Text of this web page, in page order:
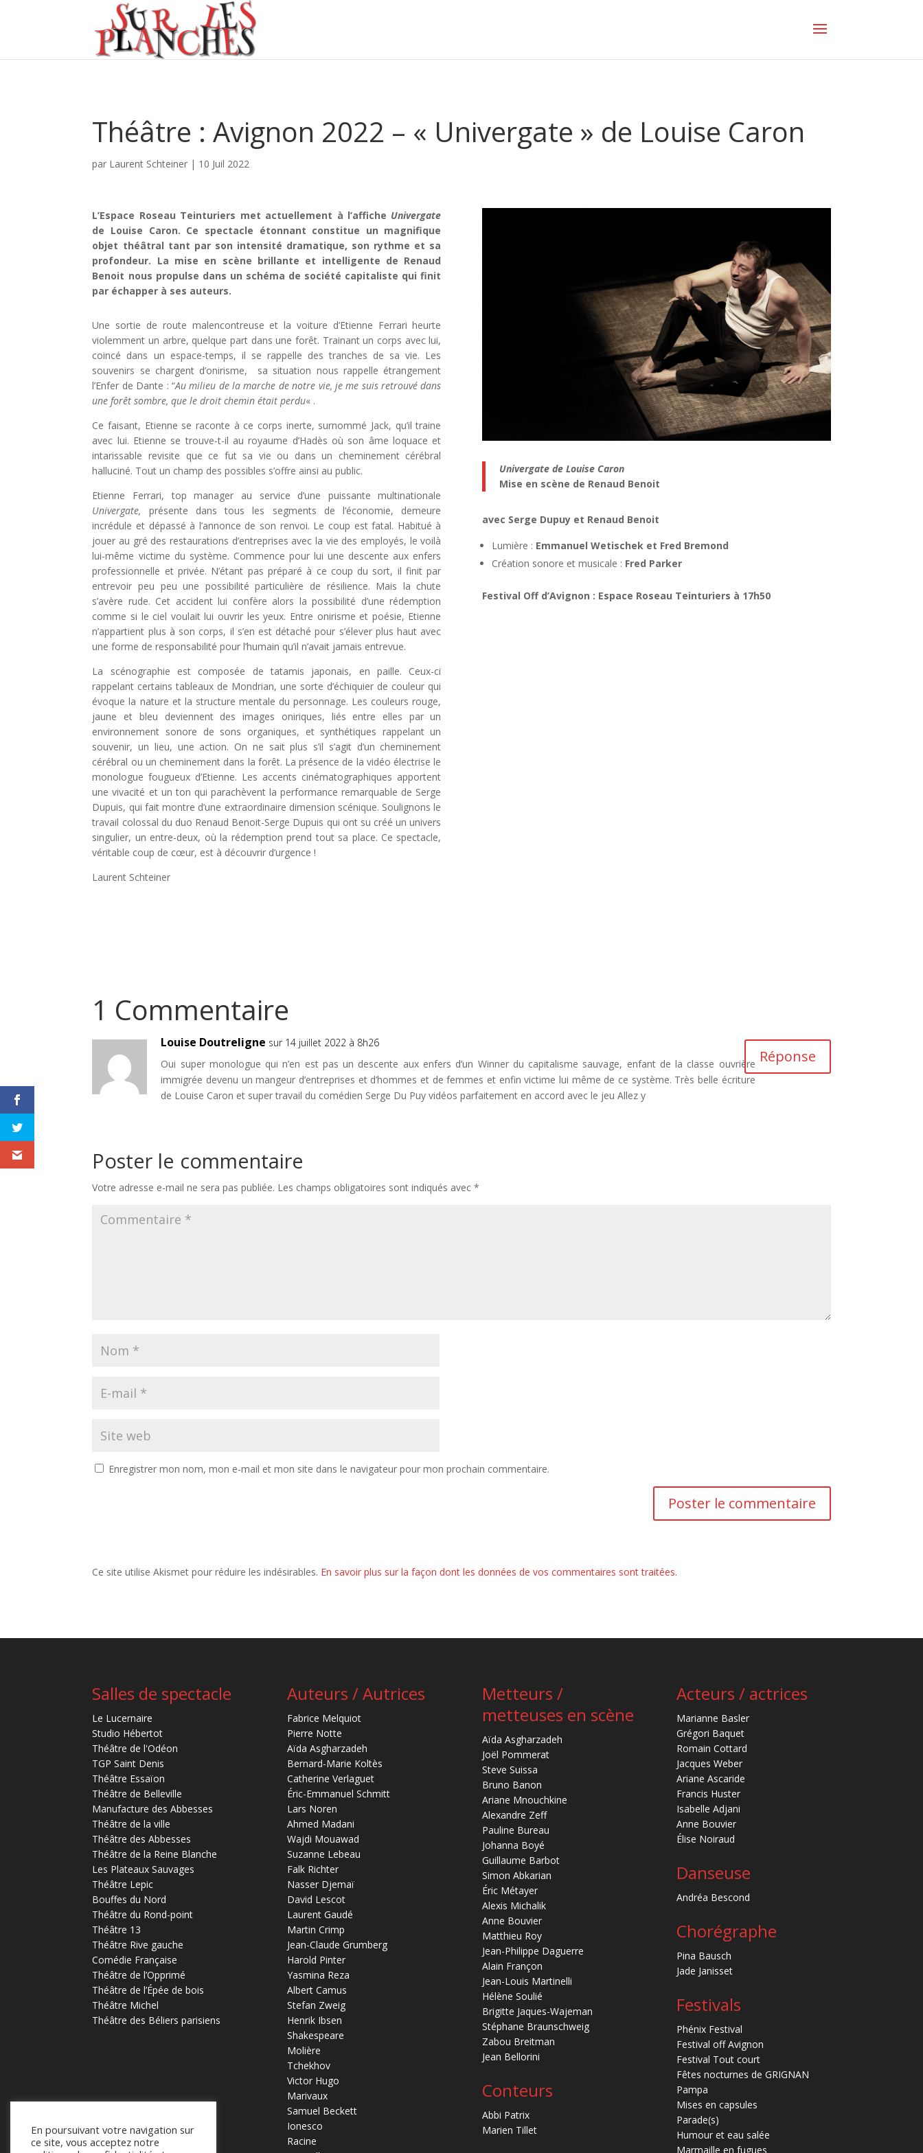
Théâtre : Avignon 2022 – « Univergate » de Louise Caron
par Laurent Schteiner | 10 Juil 2022
L’Espace Roseau Teinturiers met actuellement à l’affiche Univergate
de Louise Caron. Ce spectacle étonnant constitue un magnifique
objet théâtral tant par son intensité dramatique, son rythme et sa
profondeur. La mise en scène brillante et intelligente de Renaud
Benoit nous propulse dans un schéma de société capitaliste qui finit
par échapper à ses auteurs.
Une sortie de route malencontreuse et la voiture d’Etienne Ferrari heurte
violemment un arbre, quelque part dans une forêt. Trainant un corps avec lui,
coincé dans un espace-temps, il se rappelle des tranches de sa vie. Les
souvenirs se chargent d’onirisme, sa situation nous rappelle étrangement
l’Enfer de Dante : “Au milieu de la marche de notre vie, je me suis retrouvé dans
une forêt sombre, que le droit chemin était perdu« .
Ce faisant, Etienne se raconte à ce corps inerte, surnommé Jack, qu’il traine
avec lui. Etienne se trouve-t-il au royaume d’Hadès où son âme loquace et
intarissable revisite que ce fut sa vie ou dans un cheminement cérébral
halluciné. Tout un champ des possibles s’offre ainsi au public.
Etienne Ferrari, top manager au service d’une puissante multinationale
Univergate, présente dans tous les segments de l’économie, demeure
incrédule et dépassé à l’annonce de son renvoi. Le coup est fatal. Habitué à
jouer au gré des restaurations d’entreprises avec la vie des employés, le voilà
lui-même victime du système. Commence pour lui une descente aux enfers
professionnelle et privée. N’étant pas préparé à ce coup du sort, il finit par
entrevoir peu peu une possibilité particulière de résilience. Mais la chute
s’avère rude. Cet accident lui confère alors la possibilité d’une rédemption
comme si le ciel voulait lui ouvrir les yeux. Entre onirisme et poésie, Etienne
n’appartient plus à son corps, il s’en est détaché pour s’élever plus haut avec
une forme de responsabilité pour l’humain qu’il n’avait jamais entrevue.
La scénographie est composée de tatamis japonais, en paille. Ceux-ci
rappelant certains tableaux de Mondrian, une sorte d’échiquier de couleur qui
évoque la nature et la structure mentale du personnage. Les couleurs rouge,
jaune et bleu deviennent des images oniriques, liés entre elles par un
environnement sonore de sons organiques, et synthétiques rappelant un
souvenir, un lieu, une action. On ne sait plus s’il s’agit d’un cheminement
cérébral ou un cheminement dans la forêt. La présence de la vidéo électrise le
monologue fougueux d’Etienne. Les accents cinématographiques apportent
une vivacité et un ton qui parachèvent la performance remarquable de Serge
Dupuis, qui fait montre d’une extraordinaire dimension scénique. Soulignons le
travail colossal du duo Renaud Benoit-Serge Dupuis qui ont su créé un univers
singulier, un entre-deux, où la rédemption prend tout sa place. Ce spectacle,
véritable coup de cœur, est à découvrir d’urgence !
Laurent Schteiner
Univergate de Louise Caron
Mise en scène de Renaud Benoit
avec Serge Dupuy et Renaud Benoit
Lumière : Emmanuel Wetischek et Fred Bremond
Création sonore et musicale : Fred Parker
Festival Off d’Avignon : Espace Roseau Teinturiers à 17h50
1 Commentaire
Louise Doutreligne sur 14 juillet 2022 à 8h26
Oui super monologue qui n’en est pas un descente aux enfers d’un Winner du capitalisme sauvage, enfant de la classe ouvrière
immigrée devenu un mangeur d’entreprises et d’hommes et de femmes et enfin victime lui même de ce système. Très belle écriture
de Louise Caron et super travail du comédien Serge Du Puy vidéos parfaitement en accord avec le jeu Allez y
Réponse
Poster le commentaire
Votre adresse e-mail ne sera pas publiée. Les champs obligatoires sont indiqués avec*
Enregistrer mon nom, mon e-mail et mon site dans le navigateur pour mon prochain commentaire.
Ce site utilise Akismet pour réduire les indésirables. En savoir plus sur la façon dont les données de vos commentaires sont traitées.
Salles de spectacle
Le Lucernaire
Studio Hébertot
Théâtre de l'Odéon
TGP Saint Denis
Théâtre Essaïon
Théâtre de Belleville
Manufacture des Abbesses
Théâtre de la ville
Théâtre des Abbesses
Théâtre de la Reine Blanche
Les Plateaux Sauvages
Théâtre Lepic
Bouffes du Nord
Théâtre du Rond-point
Théâtre 13
Théâtre Rive gauche
Comédie Française
Théâtre de l’Opprimé
Théâtre de l’Épée de bois
Théâtre Michel
Théâtre des Béliers parisiens
Auteurs / Autrices
Fabrice Melquiot
Pierre Notte
Aïda Asgharzadeh
Bernard-Marie Koltès
Catherine Verlaguet
Éric-Emmanuel Schmitt
Lars Noren
Ahmed Madani
Wajdi Mouawad
Suzanne Lebeau
Falk Richter
Nasser Djemaï
David Lescot
Laurent Gaudé
Martin Crimp
Jean-Claude Grumberg
Harold Pinter
Yasmina Reza
Albert Camus
Stefan Zweig
Henrik Ibsen
Shakespeare
Molière
Tchekhov
Victor Hugo
Marivaux
Samuel Beckett
Ionesco
Racine
Metteurs /
metteuses en scène
Aïda Asgharzadeh
Joël Pommerat
Steve Suissa
Bruno Banon
Ariane Mnouchkine
Alexandre Zeff
Pauline Bureau
Johanna Boyé
Guillaume Barbot
Simon Abkarian
Éric Métayer
Alexis Michalik
Anne Bouvier
Matthieu Roy
Jean-Philippe Daguerre
Alain Françon
Jean-Louis Martinelli
Hélène Soulié
Brigitte Jaques-Wajeman
Stéphane Braunschweig
Zabou Breitman
Jean Bellorini
Conteurs
Abbi Patrix
Marien Tillet
Acteurs / actrices
Marianne Basler
Grégori Baquet
Romain Cottard
Jacques Weber
Ariane Ascaride
Francis Huster
Isabelle Adjani
Anne Bouvier
Élise Noiraud
Danseuse
Andréa Bescond
Chorégraphe
Pina Bausch
Jade Janisset
Festivals
Phénix Festival
Festival off Avignon
Festival Tout court
Fêtes nocturnes de GRIGNAN
Pampa
Mises en capsules
Parade(s)
Humour et eau salée
Marmaille en fugues
En poursuivant votre navigation sur
ce site, vous acceptez notre